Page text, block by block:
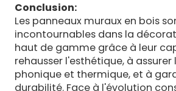
Conclusion:
Les panneaux muraux en bois
incontournables dans la
haut de gamme grâce à leur
rehausser l'esthétique, à
phonique et thermique, et à
durabilité. Face à l'évolution